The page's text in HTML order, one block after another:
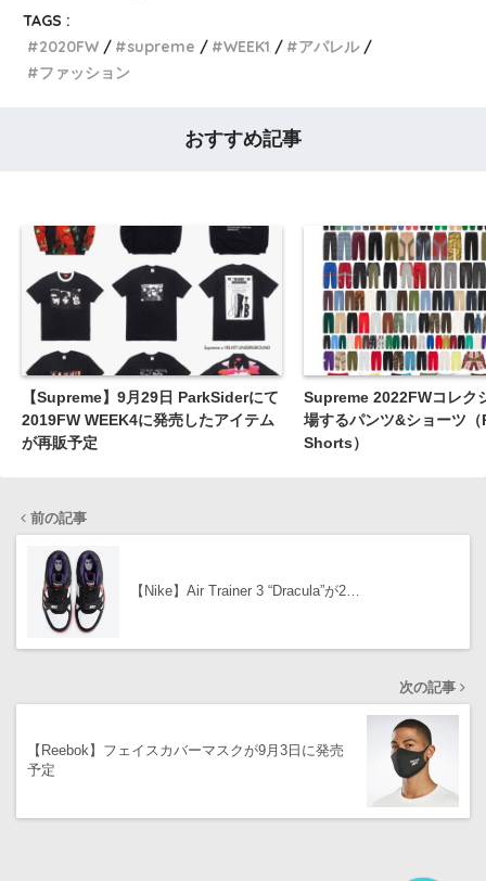
TAGS :
2020FW
supreme WEEK1
アパレル
ファッション
おすすめ記事
【Supreme】9月29日 ParkSiderにて
2019FW WEEK4に発売したアイテム
が再販予定
Supreme 2022FWコレク
場するパンツ&ショーツ
Shorts）
前の記事
【Nike】Air Trainer 3 “Dracula”が2…
次の記事
【Reebok】フェイスカバーマスクが9月3日に発売
予定